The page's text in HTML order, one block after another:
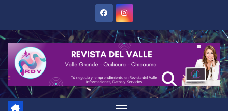
contenido